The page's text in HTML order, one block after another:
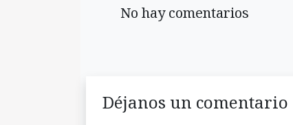
No hay comentarios
Déjanos un comentario